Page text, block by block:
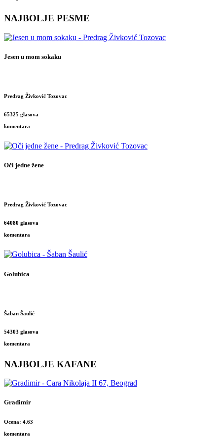
NAJBOLJE PESME
Jesen u mom sokaku
Predrag Živković Tozovac
65325 glasova
komentara
Oči jedne žene
Predrag Živković Tozovac
64080 glasova
komentara
Golubica
Šaban Šaulić
54303 glasova
komentara
NAJBOLJE KAFANE
Gradimir
Ocena: 4.63
komentara